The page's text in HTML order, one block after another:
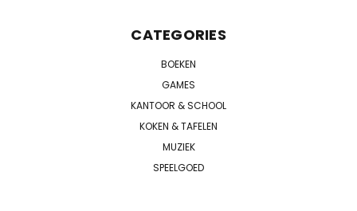
CATEGORIES
BOEKEN
GAMES
KANTOOR & SCHOOL
KOKEN & TAFELEN
MUZIEK
SPEELGOED